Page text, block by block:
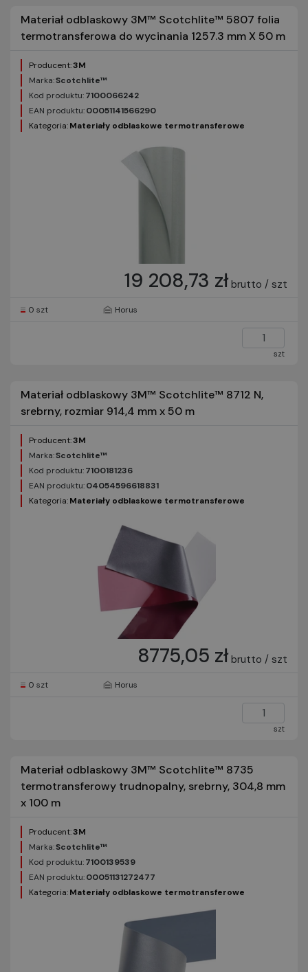
Materiał odblaskowy 3M™ Scotchlite™ 5807 folia
termotransferowa do wycinania 1257.3 mm X 50 m
Producent:3M
Marka:Scotchlite™
Kod produktu:7100066242
EAN produktu:00051141566290
Kategoria:Materiały odblaskowe termotransferowe
19 208,73 zł brutto / szt
0 szt Horus
szt
Materiał odblaskowy 3M™ Scotchlite™ 8712 N,
srebrny, rozmiar 914,4 mm x 50 m
Producent:3M
Marka:Scotchlite™
Kod produktu:7100181236
EAN produktu:04054596618831
Kategoria:Materiały odblaskowe termotransferowe
8775,05 zł brutto / szt
0 szt Horus
szt
Materiał odblaskowy 3M™ Scotchlite™ 8735
termotransferowy trudnopalny, srebrny, 304,8 mm
x 100 m
Producent:3M
Marka:Scotchlite™
Kod produktu:7100139539
EAN produktu:00051131272477
Kategoria:Materiały odblaskowe termotransferowe